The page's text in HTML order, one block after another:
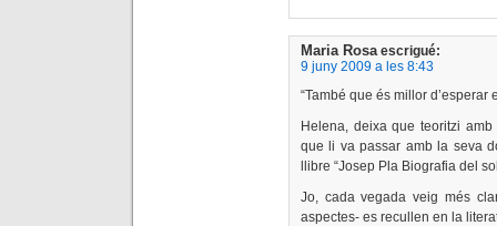
Maria Rosa escrigué:
9 juny 2009 a les 8:43
“També que és millor
Helena, deixa que teoritzi
que li va passar amb la seva
llibre “Josep Pla Biografia del
Jo, cada vegada veig més
aspectes- es recullen en la